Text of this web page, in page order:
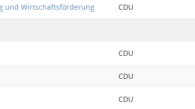
und Wirtschaftsförderung CDU
CDU
CDU
CDU